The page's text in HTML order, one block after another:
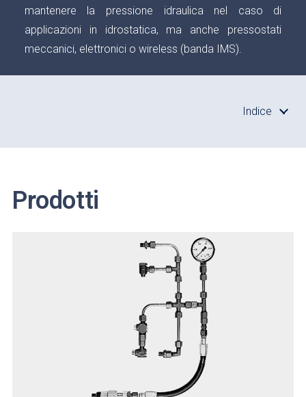
mantenere la pressione idraulica nel caso di
applicazioni in idrostatica, ma anche pressostati
meccanici, elettronici o wireless (banda IMS).
Indice
Prodotti